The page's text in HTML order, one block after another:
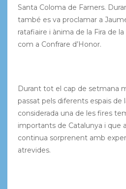
Santa Coloma de Farners.
també es va proclamar a
ratafiaire i ànima de la Fira de
com a Confrare d’Honor.
Durant tot el cap de setmana
passat pels diferents espais de
considerada una de les fires
importants de Catalunya i que
continua sorprenent amb
atrevides.